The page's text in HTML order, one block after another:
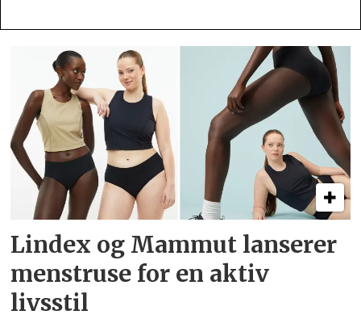
Lindex og Mammut lanserer
menstruse for en aktiv
livsstil